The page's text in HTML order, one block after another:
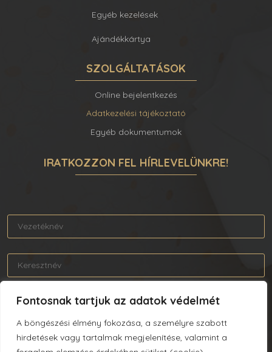
Fontosnak tartjuk az adatok védelmét
A böngészési élmény fokozása, a személyre szabott
hirdetések vagy tartalmak megjelenítése, valamint a
Egyéb kezelések
Ajándékkártya
SZOLGÁLTATÁSOK
Online bejelentkezés
Adatkezelési tájékoztató
Egyéb dokumentumok
IRATKOZZON FEL HÍRLEVELÜNKRE!
Elolvastam és elfogadom az Adatkezelési tájékoztatót.